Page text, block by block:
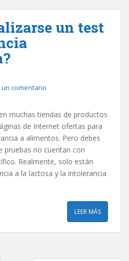
un test
un comentario
muchas tiendas de productos
de Internet ofertas para
a alimentos. Pero debes
pruebas no cuentan con
Realmente, solo están
a la lactosa y la intolerancia
LEER MÁS